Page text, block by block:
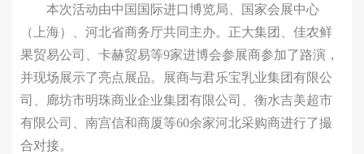
本次活动由中国国际进口博览局、国家会展中心
（上海）、河北省商务厅共同主办。正大集团、佳农鲜
果贸易公司、卡赫贸易等9家进博会参展商参加了路演，
并现场展示了亮点展品。展商与君乐宝乳业集团有限公
司、廊坊市明珠商业企业集团有限公司、衡水吉美超市
有限公司、南宫信和商厦等60余家河北采购商进行了撮
合对接。